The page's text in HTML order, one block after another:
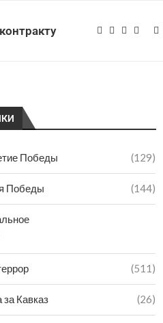
Победы (129)
Победы (144)
(511)
за Кавказ (26)